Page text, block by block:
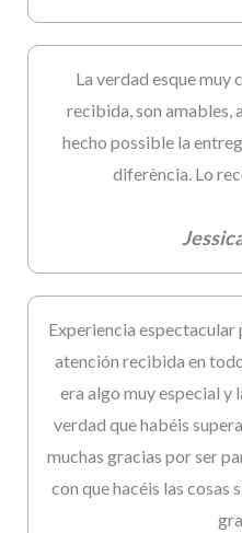
La verdad esque muy
recibida, son amables,
hecho possible la
diferència. Lo
Experiencia
atención recibida en
era algo muy especial y
verdad que habéis
muchas gracias por ser
con que hacéis las cosas